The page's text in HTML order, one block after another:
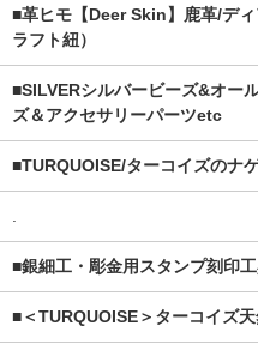
■革ヒモ【Deer Skin】鹿革/デ
ラフト紐）
■SILVERシルバービーズ&オー
ズ＆アクセサリーパーツetc
■TURQUOISE/ターコイズのナ
.
■銀細工・彫金用スタンプ刻印
■＜TURQUOISE＞ターコイズ